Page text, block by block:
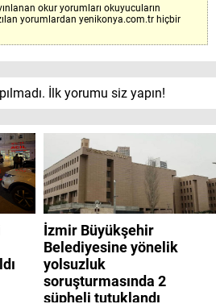
okur yorumları okuyucuların
yorumlardan yenikonya.com.tr hiçbir
İlk yorumu siz yapın!
İzmir Büyükşehir
Belediyesine yönelik
yolsuzluk
soruşturmasında 2
şüpheli tutuklandı